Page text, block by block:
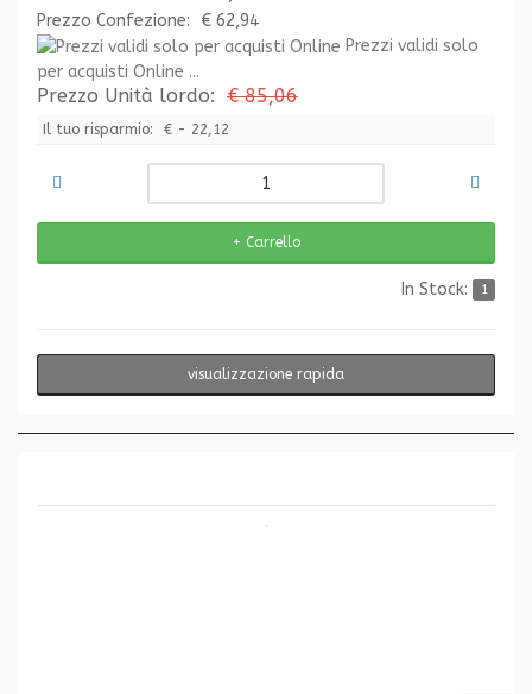
Prezzo Confezione:
€ 62,94
Prezzi validi solo
per acquisti Online ...
Prezzo Unità lordo: € 85,06
Il tuo risparmio: € - 22,12
In Stock: 1
visualizzazione rapida